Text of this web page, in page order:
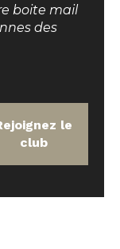
boite mail
des